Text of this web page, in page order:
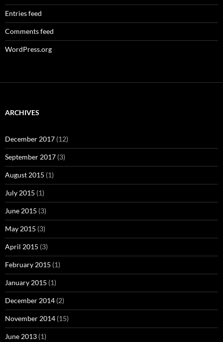
Entries feed
Comments feed
WordPress.org
ARCHIVES
December 2017 (12)
September 2017 (3)
August 2015 (1)
July 2015 (1)
June 2015 (3)
May 2015 (3)
April 2015 (3)
February 2015 (1)
January 2015 (1)
December 2014 (2)
November 2014 (15)
June 2013 (1)